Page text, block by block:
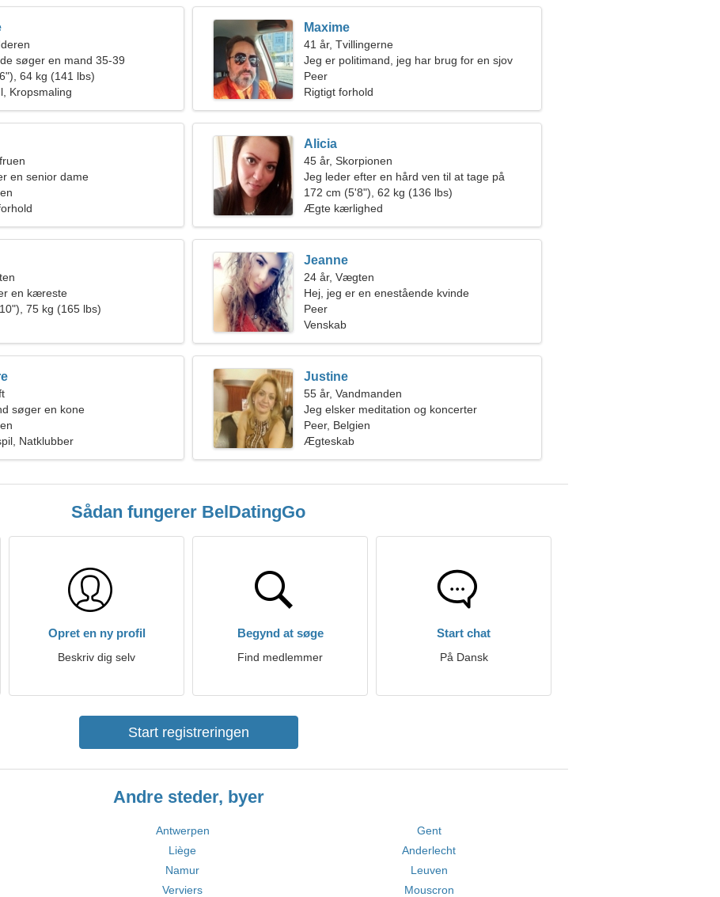
søger en mand 35-39
64 kg (141 lbs)
Kropsmaling
Maxime
41 år, Tvillingerne
Jeg er politimand, jeg har brug for en sjov
kvinde
Peer
Rigtigt forhold
en senior dame
Alicia
45 år, Skorpionen
Jeg leder efter en hård ven til at tage på
camping sammen
172 cm (5'8"), 62 kg (136 lbs)
Ægte kærlighed
en kæreste
75 kg (165 lbs)
Jeanne
24 år, Vægten
Hej, jeg er en enestående kvinde
Peer
Venskab
søger en kone
Natklubber
Justine
55 år, Vandmanden
Jeg elsker meditation og koncerter
Peer, Belgien
Ægteskab
Sådan fungerer BelDatingGo
Opret en ny profil
Beskriv dig selv
Begynd at søge
Find medlemmer
Start chat
På Dansk
Start registreringen
Andre steder, byer
Antwerpen
Gent
Liège
Anderlecht
Namur
Leuven
Verviers Mouscron